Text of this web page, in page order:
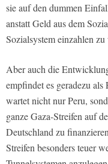
sie auf den dummen
anstatt Geld aus dem
Sozialsystem einzahlen
Aber auch die
empfindet es geradezu
wartet nicht nur Peru,
ganze Gaza-Streifen auf
Deutschland zu
Streifen besonders teuer